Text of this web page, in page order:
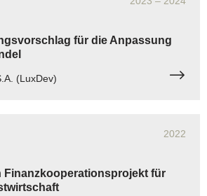
für die Anpassung
(LuxDev)
2022
Finanzkooperationsprojekt für